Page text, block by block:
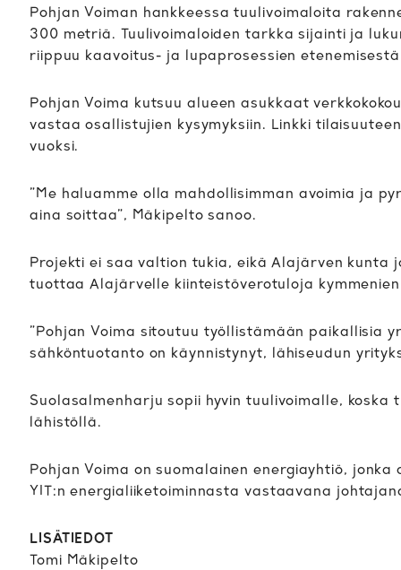
Pohjan Voiman hankkeessa tuulivoimaloita
300 metriä. Tuulivoimaloiden tarkka sijainti ja
riippuu kaavoitus- ja lupaprosessien
Pohjan Voima kutsuu alueen asukkaat
vastaa osallistujien kysymyksiin. Linkki
vuoksi.
”Me haluamme olla mahdollisimman avoimia ja
aina soittaa”, Mäkipelto sanoo.
Projekti ei saa valtion tukia, eikä Alajärven kunta
tuottaa Alajärvelle kiinteistöverotuloja
”Pohjan Voima sitoutuu työllistämään paikallisia
sähköntuotanto on käynnistynyt, lähiseudun
Suolasalmenharju sopii hyvin tuulivoimalle,
lähistöllä.
Pohjan Voima on suomalainen energiayhtiö,
YIT:n energialiiketoiminnasta vastaavana
LISÄTIEDOT
Tomi Mäkipelto